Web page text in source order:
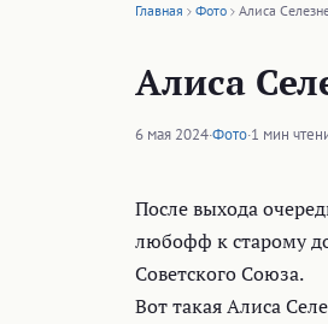
Главная Фото Алиса
Алиса
6 мая 2024·Фото·1 мин
После выхода
любофф к старому
Советского Союза.
Вот такая Алиса